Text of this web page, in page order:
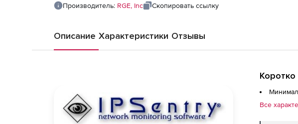
Производитель: RGE, Inc Скопировать ссылку
Описание Характеристики Отзывы
Все